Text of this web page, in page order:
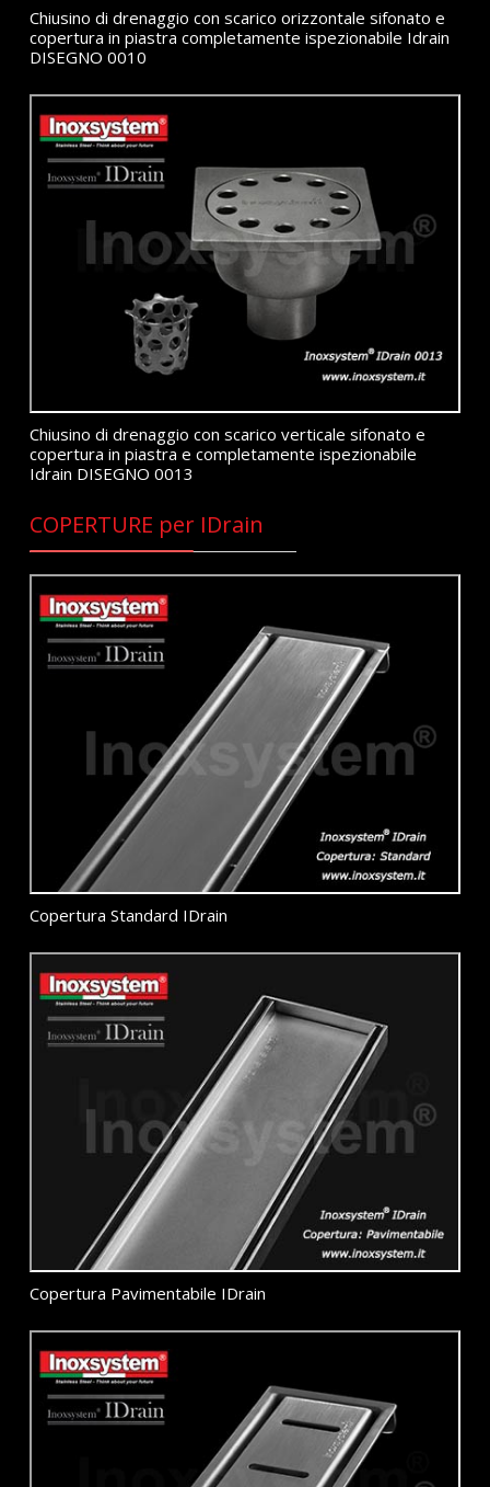
Chiusino di drenaggio con scarico orizzontale sifonato e
copertura in piastra completamente ispezionabile Idrain
DISEGNO 0010
Chiusino di drenaggio con scarico verticale sifonato e
copertura in piastra e completamente ispezionabile
Idrain DISEGNO 0013
COPERTURE per IDrain
Copertura Standard IDrain
Copertura Pavimentabile IDrain